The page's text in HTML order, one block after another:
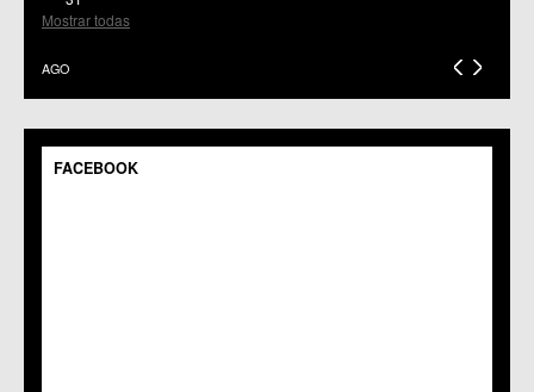
C.C.S. El Palmar
C.C.S. El Ranero
C.M. Gea y Truyols
Mostrar todas
AGO
FACEBOOK